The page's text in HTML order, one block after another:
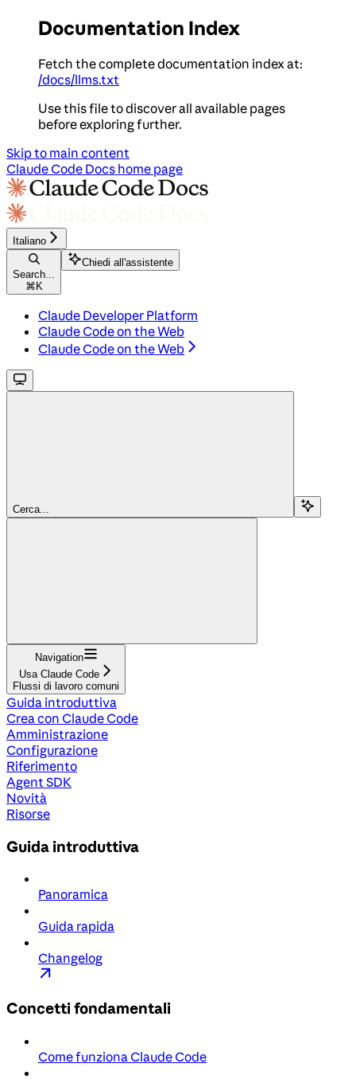
Documentation Index
Fetch the complete documentation index at:
/docs/llms.txt
Use this file to discover all available pages
before exploring further.
Skip to main content
Claude Code Docs home page
Italiano
Search...
⌘ K
Chiedi all'assistente
Claude Developer Platform
Claude Code on the Web
Claude Code on the Web
Cerca...
Navigation
Usa Claude Code
Flussi di lavoro comuni
Guida introduttiva
Crea con Claude Code
Amministrazione
Configurazione
Riferimento
Agent SDK
Novità
Risorse
Guida introduttiva
Panoramica
Guida rapida
Changelog
Concetti fondamentali
Come funziona Claude Code